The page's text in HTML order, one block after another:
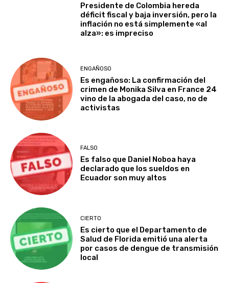
Presidente de Colombia hereda
déficit fiscal y baja inversión, pero la
inflación no está simplemente «al
alza»: es impreciso
ENGAÑOSO
Es engañoso: La confirmación del
crimen de Monika Silva en France 24
vino de la abogada del caso, no de
activistas
FALSO
Es falso que Daniel Noboa haya
declarado que los sueldos en
Ecuador son muy altos
CIERTO
Es cierto que el Departamento de
Salud de Florida emitió una alerta
por casos de dengue de transmisión
local